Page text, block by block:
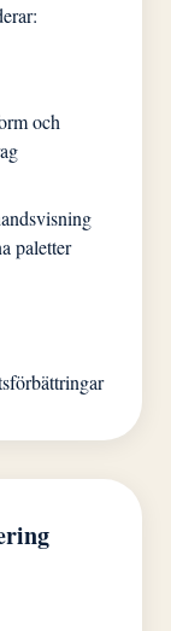
och
paletter